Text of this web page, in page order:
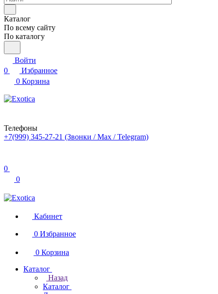
Каталог
По всему сайту
По каталогу
Войти
0
Избранное
0 Корзина
Телефоны
+7(999) 345-27-21 (Звонки / Max / Telegram)
0
0
Кабинет
0 Избранное
0 Корзина
Каталог
Назад
Каталог